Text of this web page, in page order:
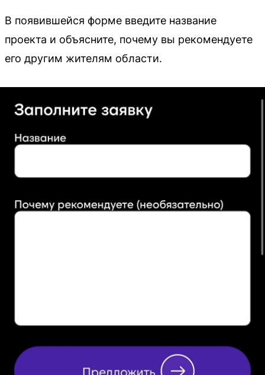
В появившейся форме введите название
проекта и объясните, почему вы рекомендуете
его другим жителям области.